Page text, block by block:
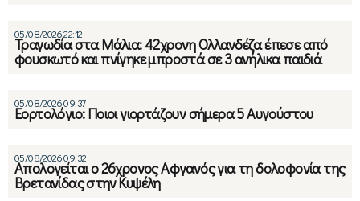
05/08/2026 22:12
Τραγωδία στα Μάλια: 42χρονη Ολλανδέζα έπεσε από
φουσκωτό και πνίγηκε μπροστά σε 3 ανήλικα παιδιά
05/08/2026 09:37
Εορτολόγιο: Ποιοι γιορτάζουν σήμερα 5 Αυγούστου
05/08/2026 09:32
Απολογείται ο 26χρονος Αφγανός για τη δολοφονία της
Βρετανίδας στην Κυψέλη